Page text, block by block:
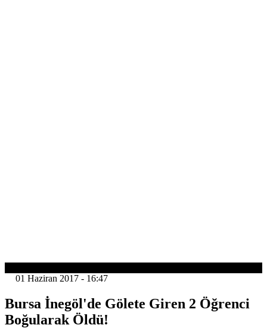
01 Haziran 2017 - 16:47
Bursa İnegöl'de Gölete Giren 2 Öğrenci
Boğularak Öldü!